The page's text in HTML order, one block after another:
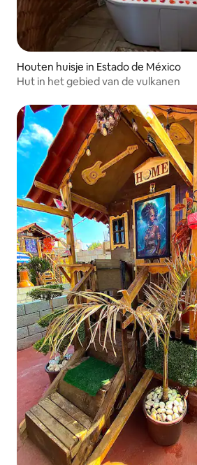
Houten huisje in Estado de México
Hut in het gebied van de vulkanen